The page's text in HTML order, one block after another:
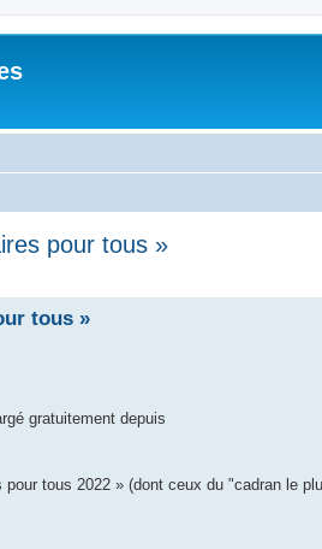
pour tous »
tous »
gratuitement depuis
tous 2022 » (dont ceux du "cadran le